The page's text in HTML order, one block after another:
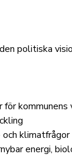
politiska
kommunens
och klimatfrågor
energi,